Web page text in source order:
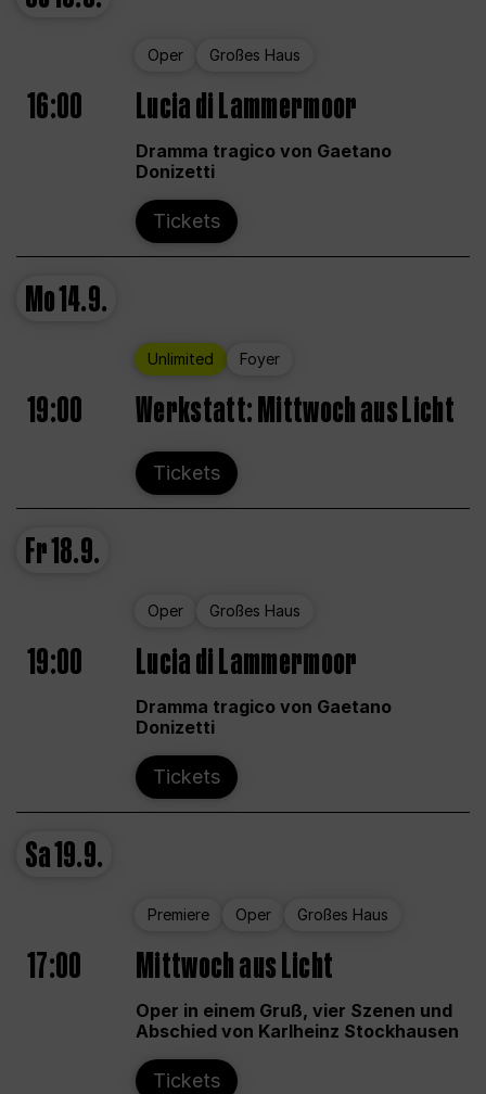
Oper Großes Haus
16:00 Lucia di Lammermoor
Dramma tragico von Gaetano
Donizetti
Tickets
Mo14.9.
Unlimited Foyer
19:00 Werkstatt: Mittwoch aus Licht
Tickets
Fr18.9.
Oper Großes Haus
19:00 Lucia di Lammermoor
Dramma tragico von Gaetano
Donizetti
Tickets
Sa19.9.
Premiere Oper Großes Haus
17:00 Mittwoch aus Licht
Oper in einem Gruß, vier Szenen und
Abschied von Karlheinz Stockhausen
Tickets